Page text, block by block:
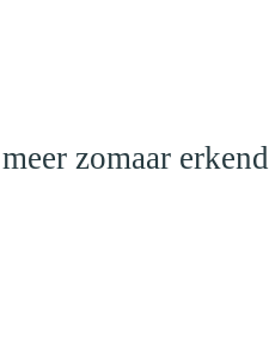
zomaar erkend